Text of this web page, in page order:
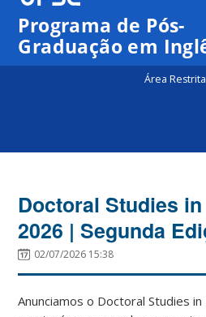
Programa de Pós-
Graduação em
Área Restrita
Doctoral Studies
2026 | Segunda
02/07/2026 15:38
Anunciamos o Doctoral Studies